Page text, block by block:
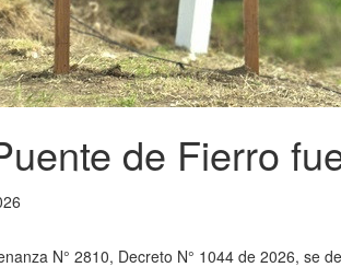
de Fierro
N° 2810, Decreto N° 1044 de 2026, se